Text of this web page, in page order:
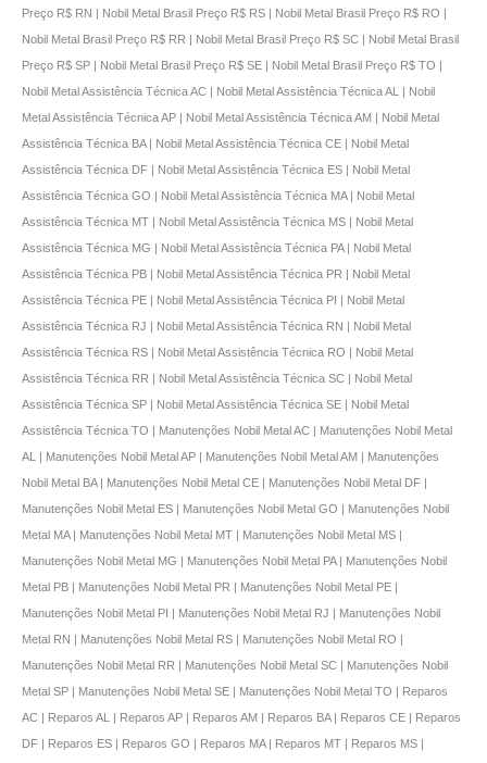
Preço R$ RN | Nobil Metal Brasil Preço R$ RS | Nobil Metal Brasil Preço R$ RO |
Nobil Metal Brasil Preço R$ RR | Nobil Metal Brasil Preço R$ SC | Nobil Metal Brasil
Preço R$ SP | Nobil Metal Brasil Preço R$ SE | Nobil Metal Brasil Preço R$ TO |
Nobil Metal Assistência Técnica AC | Nobil Metal Assistência Técnica AL | Nobil
Metal Assistência Técnica AP | Nobil Metal Assistência Técnica AM | Nobil Metal
Assistência Técnica BA | Nobil Metal Assistência Técnica CE | Nobil Metal
Assistência Técnica DF | Nobil Metal Assistência Técnica ES | Nobil Metal
Assistência Técnica GO | Nobil Metal Assistência Técnica MA | Nobil Metal
Assistência Técnica MT | Nobil Metal Assistência Técnica MS | Nobil Metal
Assistência Técnica MG | Nobil Metal Assistência Técnica PA | Nobil Metal
Assistência Técnica PB | Nobil Metal Assistência Técnica PR | Nobil Metal
Assistência Técnica PE | Nobil Metal Assistência Técnica PI | Nobil Metal
Assistência Técnica RJ | Nobil Metal Assistência Técnica RN | Nobil Metal
Assistência Técnica RS | Nobil Metal Assistência Técnica RO | Nobil Metal
Assistência Técnica RR | Nobil Metal Assistência Técnica SC | Nobil Metal
Assistência Técnica SP | Nobil Metal Assistência Técnica SE | Nobil Metal
Assistência Técnica TO | Manutenções Nobil Metal AC | Manutenções Nobil Metal
AL | Manutenções Nobil Metal AP | Manutenções Nobil Metal AM | Manutenções
Nobil Metal BA | Manutenções Nobil Metal CE | Manutenções Nobil Metal DF |
Manutenções Nobil Metal ES | Manutenções Nobil Metal GO | Manutenções Nobil
Metal MA | Manutenções Nobil Metal MT | Manutenções Nobil Metal MS |
Manutenções Nobil Metal MG | Manutenções Nobil Metal PA | Manutenções Nobil
Metal PB | Manutenções Nobil Metal PR | Manutenções Nobil Metal PE |
Manutenções Nobil Metal PI | Manutenções Nobil Metal RJ | Manutenções Nobil
Metal RN | Manutenções Nobil Metal RS | Manutenções Nobil Metal RO |
Manutenções Nobil Metal RR | Manutenções Nobil Metal SC | Manutenções Nobil
Metal SP | Manutenções Nobil Metal SE | Manutenções Nobil Metal TO | Reparos
AC | Reparos AL | Reparos AP | Reparos AM | Reparos BA | Reparos CE | Reparos
DF | Reparos ES | Reparos GO | Reparos MA | Reparos MT | Reparos MS |